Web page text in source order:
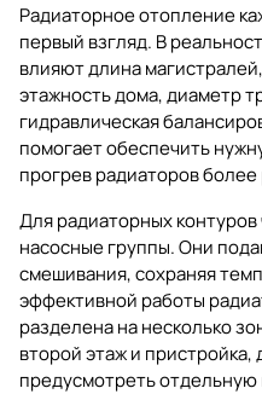
Радиаторное отопление
первый взгляд. В
влияют длина
этажность дома, диаметр
гидравлическая
помогает обеспечить
прогрев радиаторов
Для радиаторных
насосные группы. Они
смешивания, сохраняя
эффективной работы
разделена на несколько
второй этаж и
предусмотреть отдельную